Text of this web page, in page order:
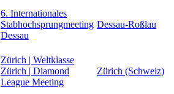
6. Internationales
Stabhochsprungmeeting
Dessau
Dessau-Roßlau
Zürich | Weltklasse
Zürich | Diamond
League Meeting
Zürich (Schweiz)